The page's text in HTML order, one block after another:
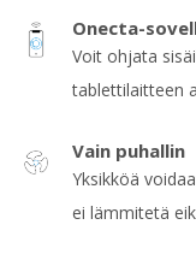
Onecta-
Voit ohjata
tablettilaitteen
Vain puhallin
Yksikköä
ei lämmitetä